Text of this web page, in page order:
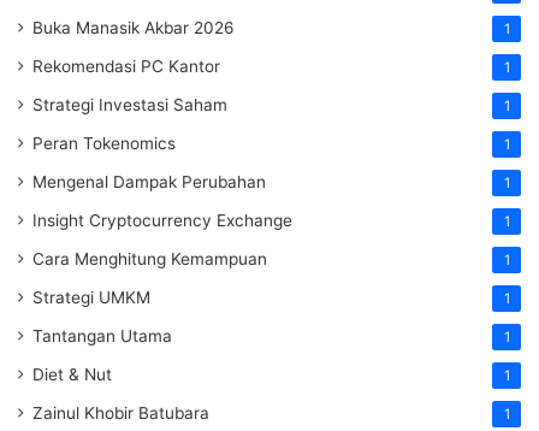
Buka Manasik Akbar 2026 1
Rekomendasi PC Kantor 1
Strategi Investasi Saham 1
Peran Tokenomics 1
Mengenal Dampak Perubahan 1
Insight Cryptocurrency Exchange 1
Cara Menghitung Kemampuan 1
Strategi UMKM 1
Tantangan Utama 1
Diet & Nut 1
Zainul Khobir Batubara 1